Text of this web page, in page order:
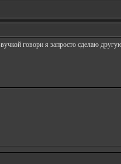
говори я запросто сделаю